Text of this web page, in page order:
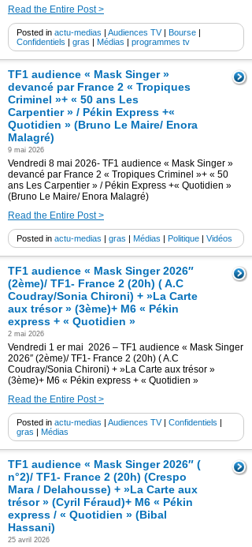
Read the Entire Post >
Posted in actu-medias | Audiences TV| Bourse |
Confidentiels | gras | Médias | programmes tv
TF1 audience « Mask Singer »
devancé par France 2 « Tropiques
Criminel »+ « 50 ans Les
Carpentier » / Pékin Express +«
Quotidien » (Bruno Le Maire/ Enora
Malagré)
9 mai 2026
Vendredi 8 mai 2026- TF1 audience « Mask Singer »
devancé par France 2 « Tropiques Criminel »+ « 50
ans Les Carpentier » / Pékin Express +« Quotidien »
(Bruno Le Maire/ Enora Malagré)
Read the Entire Post >
Posted in actu-medias | gras | Médias | Politique | Vidéos
TF1 audience « Mask Singer 2026″
(2ème)/ TF1- France 2 (20h) ( A.C
Coudray/Sonia Chironi) + »La Carte
aux trésor » (3ème)+ M6 « Pékin
express + « Quotidien »
2 mai 2026
Vendredi 1 er mai 2026 – TF1 audience « Mask Singer
2026″ (2ème)/ TF1- France 2 (20h) ( A.C
Coudray/Sonia Chironi) + »La Carte aux trésor »
(3ème)+ M6 « Pékin express + « Quotidien »
Read the Entire Post >
Posted in actu-medias | Audiences TV| Confidentiels |
gras | Médias
TF1 audience « Mask Singer 2026″ (
n°2)/ TF1- France 2 (20h) (Crespo
Mara / Delahousse) + »La Carte aux
trésor » (Cyril Féraud)+ M6 « Pékin
express / « Quotidien » (Bibal
Hassani)
25 avril 2026